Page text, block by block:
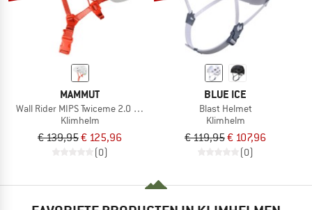
MAMMUT
Wall Rider MIPS Twiceme 2.0 Helmet
Klimhelm
€ 139,95€ 125,96
(0)
BLUE ICE
Blast Helmet
Klimhelm
€ 119,95€ 107,96
(0)